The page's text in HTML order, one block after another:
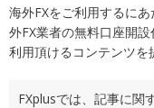
海外FXをご利用するに
外FX業者の無料口座開
利用頂けるコンテンツを
FXplusでは、記事に関